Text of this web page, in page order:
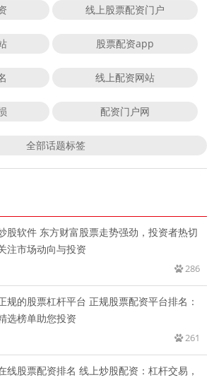
线上股票配资门户
股票配资app
线上配资网站
配资门户网
全部话题标签
股软件 东方财富股票走势强劲，投资者热切
注市场动向与投资
286
规的股票杠杆平台 正规股票配资平台排名：
选榜单助您投资
261
线股票配资排名 线上炒股配资：杠杆交易，